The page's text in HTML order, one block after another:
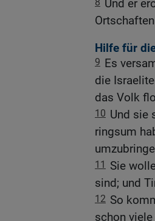
Und er
Hilfe für
9 Es
die
das Volk
10 Und sie
ringsum
11
Sie
sind; und
12 So
schon